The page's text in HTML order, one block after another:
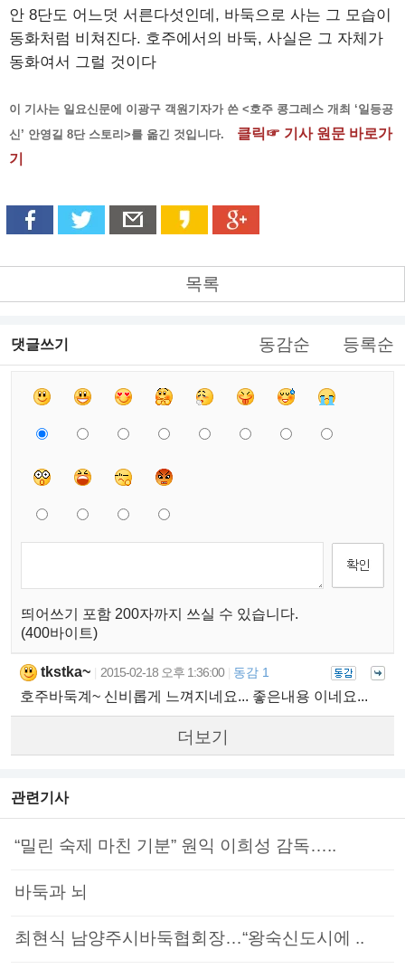
안 8단도 어느덧 서른다섯인데, 바둑으로 사는 그 모습이
동화처럼 비쳐진다. 호주에서의 바둑, 사실은 그 자체가
동화여서 그럴 것이다
이 기사는 일요신문에 이광구 객원기자가 쓴 <호주 콩그레스 개최 ‘일등공
신’ 안영길 8단 스토리>를 옮긴 것입니다.
클릭☞ 기사 원문 바로가
기
목록
댓글쓰기 동감순 등록순
띄어쓰기 포함 200자까지 쓰실 수 있습니다.
(400바이트)
tkstka~ 2015-02-18 오후 1:36:00 동감 1
호주바둑계~ 신비롭게 느껴지네요... 좋은내용 이네요...
더보기
관련기사
“밀린 숙제 마친 기분” 원익 이희성 감독…..
바둑과 뇌
최현식 남양주시바둑협회장…“왕숙신도시에 ..